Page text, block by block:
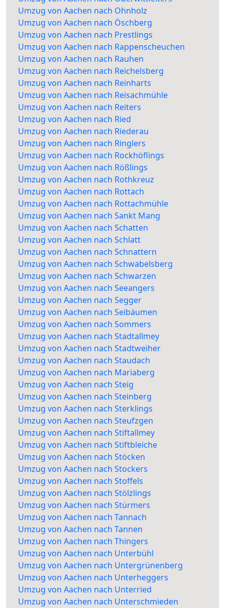
Umzug von Aachen nach Ohnholz
Umzug von Aachen nach Öschberg
Umzug von Aachen nach Prestlings
Umzug von Aachen nach Rappenscheuchen
Umzug von Aachen nach Rauhen
Umzug von Aachen nach Reichelsberg
Umzug von Aachen nach Reinharts
Umzug von Aachen nach Reisachmühle
Umzug von Aachen nach Reiters
Umzug von Aachen nach Ried
Umzug von Aachen nach Riederau
Umzug von Aachen nach Ringlers
Umzug von Aachen nach Rockhöflings
Umzug von Aachen nach Rößlings
Umzug von Aachen nach Rothkreuz
Umzug von Aachen nach Rottach
Umzug von Aachen nach Rottachmühle
Umzug von Aachen nach Sankt Mang
Umzug von Aachen nach Schatten
Umzug von Aachen nach Schlatt
Umzug von Aachen nach Schnattern
Umzug von Aachen nach Schwabelsberg
Umzug von Aachen nach Schwarzen
Umzug von Aachen nach Seeangers
Umzug von Aachen nach Segger
Umzug von Aachen nach Seibäumen
Umzug von Aachen nach Sommers
Umzug von Aachen nach Stadtallmey
Umzug von Aachen nach Stadtweiher
Umzug von Aachen nach Staudach
Umzug von Aachen nach Mariaberg
Umzug von Aachen nach Steig
Umzug von Aachen nach Steinberg
Umzug von Aachen nach Sterklings
Umzug von Aachen nach Steufzgen
Umzug von Aachen nach Stiftallmey
Umzug von Aachen nach Stiftbleiche
Umzug von Aachen nach Stöcken
Umzug von Aachen nach Stockers
Umzug von Aachen nach Stoffels
Umzug von Aachen nach Stölzlings
Umzug von Aachen nach Stürmers
Umzug von Aachen nach Tannach
Umzug von Aachen nach Tannen
Umzug von Aachen nach Thingers
Umzug von Aachen nach Unterbühl
Umzug von Aachen nach Untergrünenberg
Umzug von Aachen nach Unterheggers
Umzug von Aachen nach Unterried
Umzug von Aachen nach Unterschmieden